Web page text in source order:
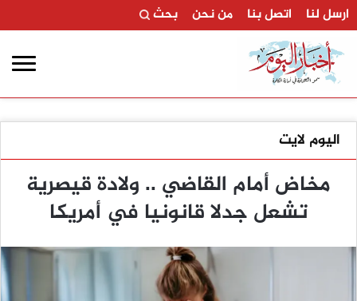
ارسل لنا اتصل بنا من نحن بحث
اليوم لايت
مخاض أمام القاضي .. ولادة قيصرية
تشعل جدلا قانونيا في أمريكا